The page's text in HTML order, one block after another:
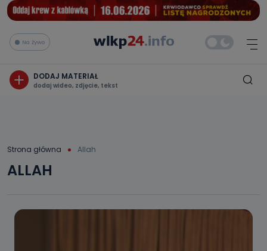
Na żywo
DODAJ MATERIAŁ
dodaj wideo, zdjęcie, tekst
Strona główna Allah
ALLAH